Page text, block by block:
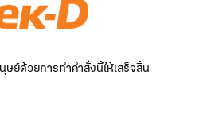
ย์ด้วยการทำคำสั่งนี้ให้เสร็จสิ้น